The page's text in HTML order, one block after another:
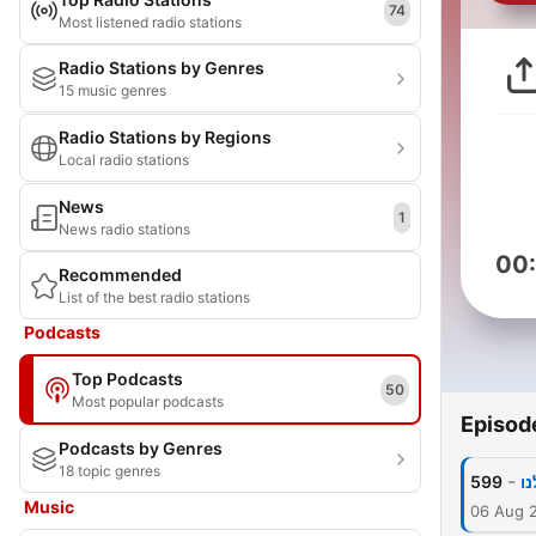
Most listened radio stations
74
Radio Stations by Genres
15 music genres
Radio Stations by Regions
Local radio stations
News
News radio stations
1
Recommended
List of the best radio stations
Podcasts
Top Podcasts
Most popular podcasts
50
Podcasts by Genres
18 topic genres
Music
599 -
06 Aug